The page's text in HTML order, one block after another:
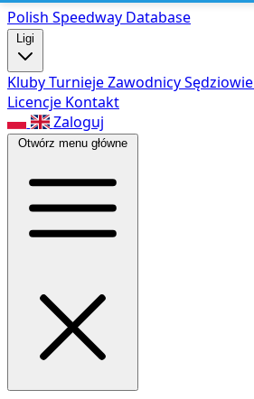
Polish Speedway Database
Ligi
KlubyTurniejeZawodnicySędziowie
Licencje Kontakt
Zaloguj
Otwórz menu główne